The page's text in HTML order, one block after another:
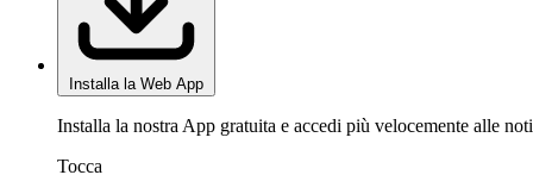
Installa la Web App
Installa la nostra App gratuita e accedi più velocemente alle
Tocca